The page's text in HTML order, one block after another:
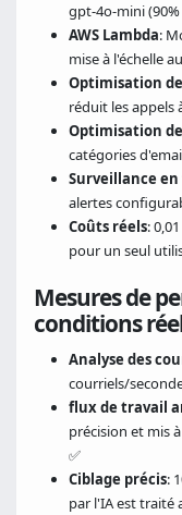
gpt-4o-mini
AWS Lambda:
mise à l'échelle
Optimisation
réduit les appels
Optimisation
catégories
Surveillance
alertes
Coûts réels:
pour un seul
Mesures de
conditions
Analyse des
courriels/
flux de travail
précision et mis
✅
Ciblage précis:
par l'IA est traité